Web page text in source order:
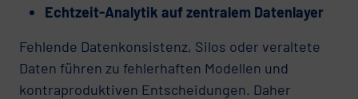
Echtzeit-Analytik auf zentralem Datenlayer
Fehlende Datenkonsistenz, Silos oder veraltete
Daten führen zu fehlerhaften Modellen und
kontraproduktiven Entscheidungen. Daher